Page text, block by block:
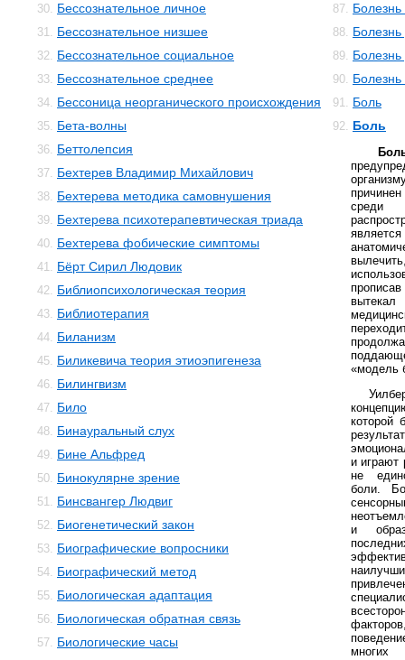
30. Бессознательное личное
31. Бессознательное низшее
32. Бессознательное социальное
33. Бессознательное среднее
34. Бессоница неорганического происхождения
35. Бета-волны
36. Беттолепсия
37. Бехтерев Владимир Михайлович
38. Бехтерева методика самовнушения
39. Бехтерева психотерапевтическая триада
40. Бехтерева фобические симптомы
41. Бёрт Сирил Людовик
42. Библиопсихологическая теория
43. Библиотерапия
44. Биланизм
45. Биликевича теория этиоэпигенеза
46. Билингвизм
47. Било
48. Бинауральный слух
49. Бине Альфред
50. Бинокулярне зрение
51. Бинсвангер Людвиг
52. Биогенетический закон
53. Биографические вопросники
54. Биографический метод
55. Биологическая адаптация
56. Биологическая обратная связь
57. Биологические часы
87.
88.
89.
90.
91. Боль
92. Боль
среди
«модель
которой
и играют
не
боли.
и